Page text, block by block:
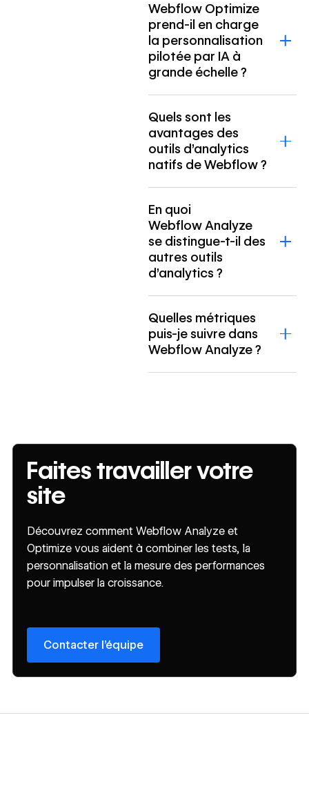
Webflow Optimize
prend-il en charge
la personnalisation
pilotée par IA à
grande échelle ?
Quels sont les
avantages des
outils d’analytics
natifs de Webflow ?
En quoi
Webflow Analyze
se distingue-t-il des
autres outils
d’analytics ?
Quelles métriques
puis-je suivre dans
Webflow Analyze ?
Faites travailler votre
site
Découvrez comment Webflow Analyze et
Optimize vous aident à combiner les tests, la
personnalisation et la mesure des performances
pour impulser la croissance.
Contacter l’équipe
Contacter l’équipe